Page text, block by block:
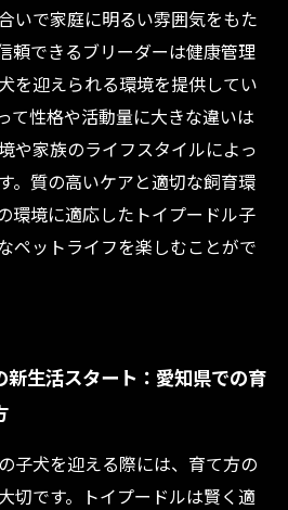
いで家庭に明るい雰囲気をもた
頼できるブリーダーは健康管理
を迎えられる環境を提供してい
て性格や活動量に大きな違いは
や家族のライフスタイルによっ
。質の高いケアと適切な飼育環
環境に適応したトイプードル子
ペットライフを楽しむことがで
新生活スタート：愛知県での育
子犬を迎える際には、育て方の
切です。トイプードルは賢く適